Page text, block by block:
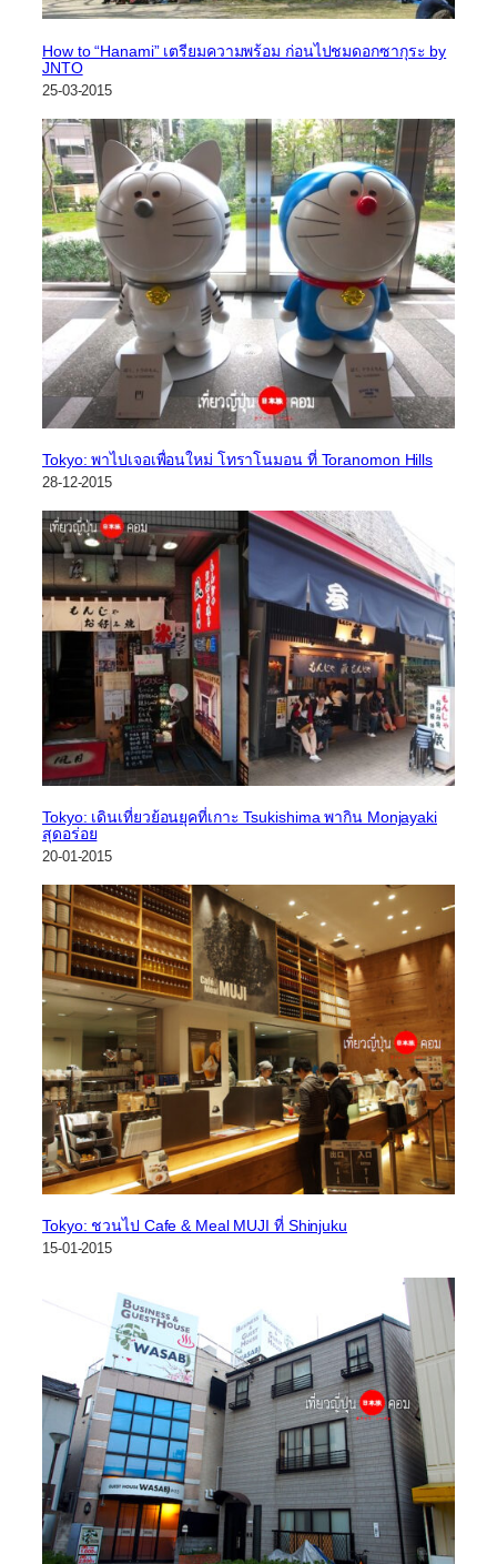
How to “Hanami” เตรียมความพร้อม ก่อนไปชมดอกซากุระ by
JNTO
25-03-2015
Tokyo: พาไปเจอเพื่อนใหม่ โทราโนมอน ที่ Toranomon Hills
28-12-2015
Tokyo: เดินเที่ยวย้อนยุคที่เกาะ Tsukishima พากิน Monjayaki
สุดอร่อย
20-01-2015
Tokyo: ชวนไป Cafe & Meal MUJI ที่ Shinjuku
15-01-2015